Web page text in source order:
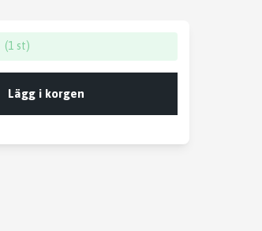
(1 st)
Lägg i korgen